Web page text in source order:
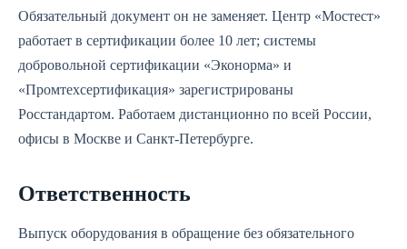
Обязательный документ он не заменяет. Центр «Мостест»
работает в сертификации более 10 лет; системы
добровольной сертификации «Эконорма» и
«Промтехсертификация» зарегистрированы
Росстандартом. Работаем дистанционно по всей России,
офисы в Москве и Санкт-Петербурге.
Ответственность
Выпуск оборудования в обращение без обязательного